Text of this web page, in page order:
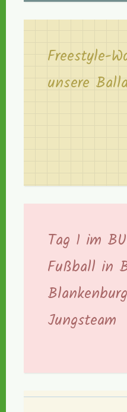
Freestyle-
unsere
Tag 1 im
Fußball in
Jungsteam